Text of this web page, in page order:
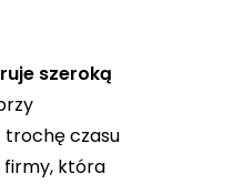
szeroką
trochę czasu
firmy, która